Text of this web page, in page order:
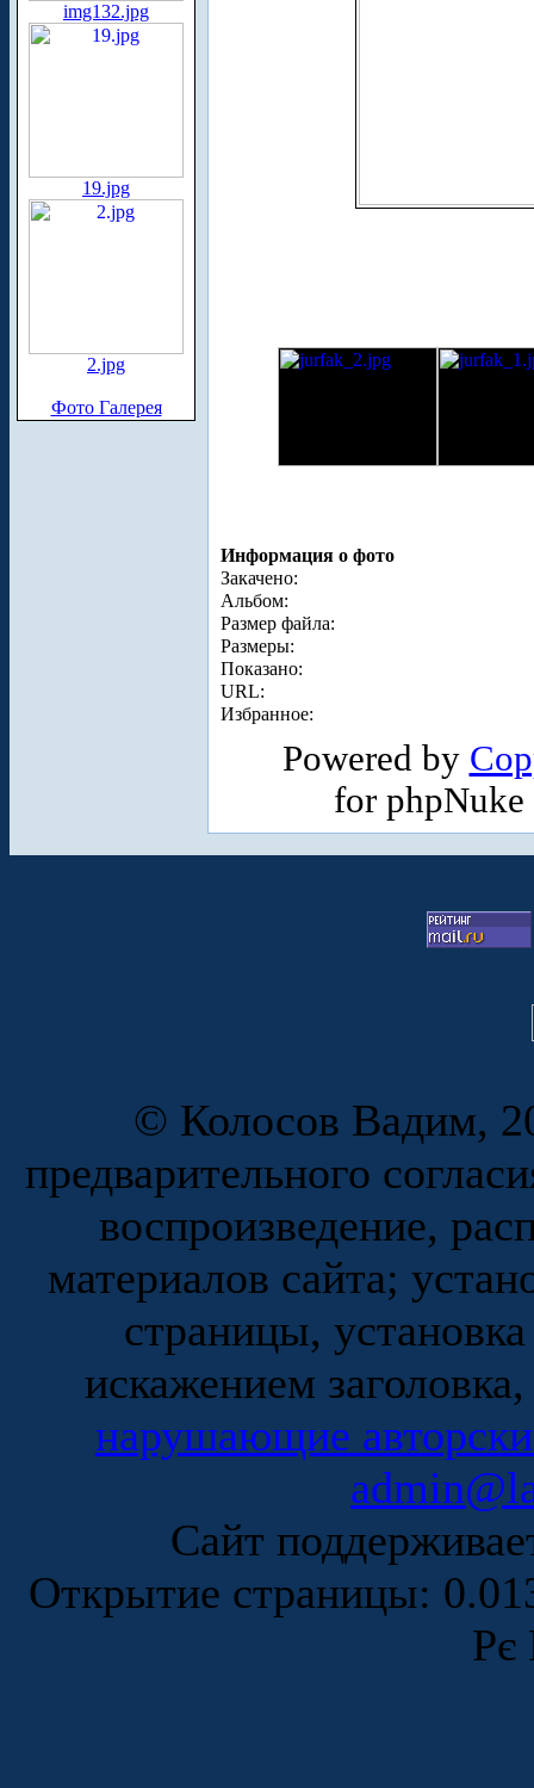
img132.jpg
19.jpg
2.jpg
Фото Галерея
Информация о фото
Закачено:
Альбом:
Размер файла:
Размеры:
Показано:
URL:
Избранное:
Powered by
for
© Колосов Вадим,
предварительного
воспроизведение,
материалов сайта;
страницы,
искажением
нарушающие
Сайт
Открытие страницы:
Рє